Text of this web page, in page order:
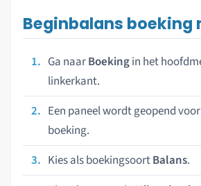
Beginbalans boeking
Ga naarBoekingin het
linkerkant.
Een paneel wordt geopend
boeking.
Kies als boekingsoortBalans.